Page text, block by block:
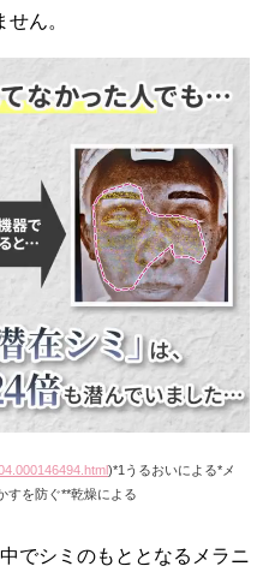
ん。
)*1うるおいによる*メ
すを防ぐ**乾燥による
でシミのもととなるメラニ